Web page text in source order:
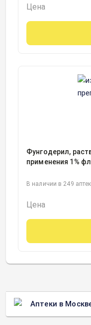
Цена
Фунгодерил,
применения 1%
25миллилитр, 1
В наличии в 249
Цена
Аптеки в